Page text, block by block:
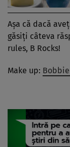
Aşa că dacă
găsiţi câteva
rules, B Rocks!
Make up: